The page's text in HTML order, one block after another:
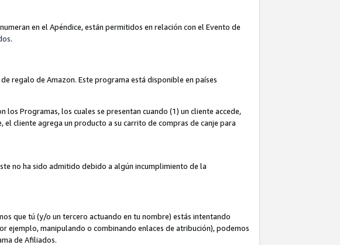
en el Apéndice, están permitidos en relación con el Evento de
.
regalo de Amazon. Este programa está disponible en países
Programas, los cuales se presentan cuando (1) un cliente accede,
el cliente agrega un producto a su carrito de compras de canje para
no ha sido admitido debido a algún incumplimiento de la
que tú (y/o un tercero actuando en tu nombre) estás intentando
ejemplo, manipulando o combinando enlaces de atribución), podemos
de Afiliados.